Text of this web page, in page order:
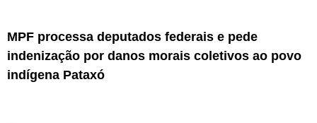
MPF processa deputados federais e pede
indenização por danos morais coletivos ao povo
indígena Pataxó